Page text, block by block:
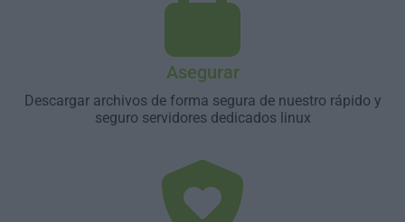
Asegurar
Descargar archivos de forma segura de nuestro rápido y
seguro servidores dedicados linux